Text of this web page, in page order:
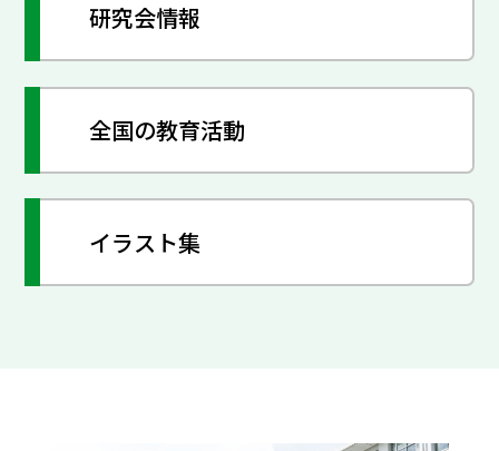
研究会情報
全国の教育活動
イラスト集